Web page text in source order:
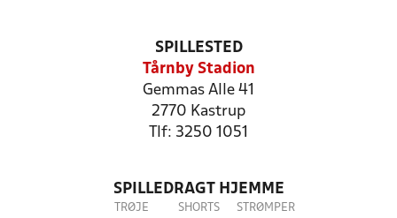
SPILLESTED
Tårnby Stadion
Gemmas Alle 41
2770 Kastrup
Tlf: 3250 1051
SPILLEDRAGT HJEMME
TRØJE SHORTS STRØMPER